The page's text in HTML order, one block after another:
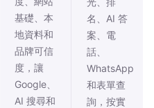
基礎、本
地資料和
品牌可信
度，讓
Google、
AI 搜尋和
名、AI 答
案、電
話、
WhatsApp
和表單查
詢，按實